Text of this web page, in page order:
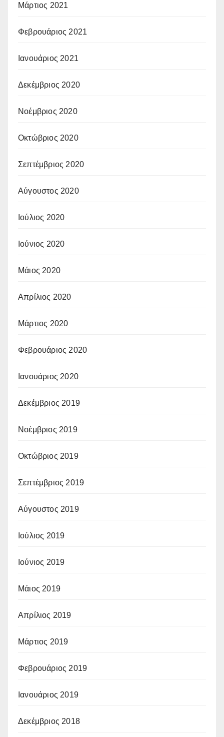
Μάρτιος 2021
Φεβρουάριος 2021
Ιανουάριος 2021
Δεκέμβριος 2020
Νοέμβριος 2020
Οκτώβριος 2020
Σεπτέμβριος 2020
Αύγουστος 2020
Ιούλιος 2020
Ιούνιος 2020
Μάιος 2020
Απρίλιος 2020
Μάρτιος 2020
Φεβρουάριος 2020
Ιανουάριος 2020
Δεκέμβριος 2019
Νοέμβριος 2019
Οκτώβριος 2019
Σεπτέμβριος 2019
Αύγουστος 2019
Ιούλιος 2019
Ιούνιος 2019
Μάιος 2019
Απρίλιος 2019
Μάρτιος 2019
Φεβρουάριος 2019
Ιανουάριος 2019
Δεκέμβριος 2018